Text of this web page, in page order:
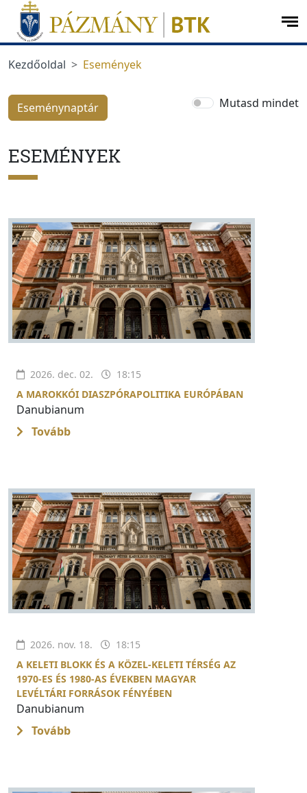
Ugrás a menüre
Ugrás a tartalomra
Kezdőoldal
Események
ESEMÉNYEK
Eseménynaptár Mutasd mindet
2026. dec. 02.
18:15
A MAROKKÓI DIASZPÓRAPOLITIKA EURÓPÁBAN
Danubianum
Tovább
2026. nov. 18.
18:15
A KELETI BLOKK ÉS A KÖZEL-KELETI TÉRSÉG AZ
1970-ES ÉS 1980-AS ÉVEKBEN MAGYAR
LEVÉLTÁRI FORRÁSOK FÉNYÉBEN
Danubianum
Tovább